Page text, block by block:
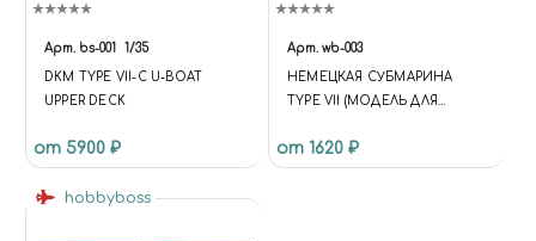
Арт. bs-001 1/35
DKM TYPE VII-C U-BOAT
UPPER DECK
от 5900 ₽
Арт. wb-003
НЕМЕЦКАЯ СУБМАРИНА
TYPE VII (МОДЕЛЬ ДЛЯ
от 1620 ₽
hobbyboss